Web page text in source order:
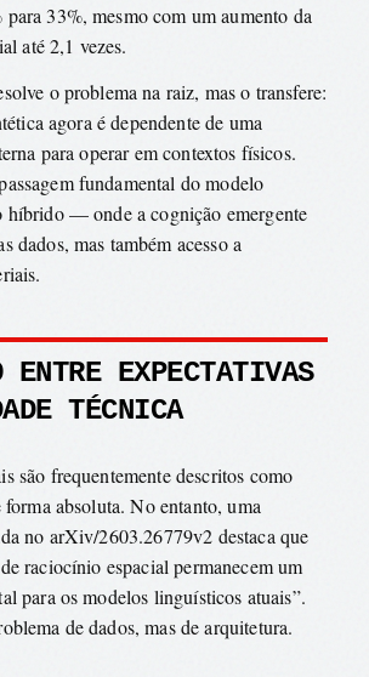
33%, mesmo com um aumento da
até 2,1 vezes.
o problema na raiz, mas o transfere:
agora é dependente de uma
para operar em contextos físicos.
fundamental do modelo
híbrido — onde a cognição emergente
dados, mas também acesso a
ENTRE EXPECTATIVAS
TÉCNICA
são frequentemente descritos como
absoluta. No entanto, uma
no arXiv/2603.26779v2 destaca que
raciocínio espacial permanecem um
para os modelos linguísticos atuais”.
de dados, mas de arquitetura.